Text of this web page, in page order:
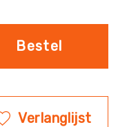
Bestel
Verlanglijst